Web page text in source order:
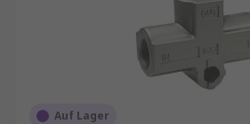
Auf Lager